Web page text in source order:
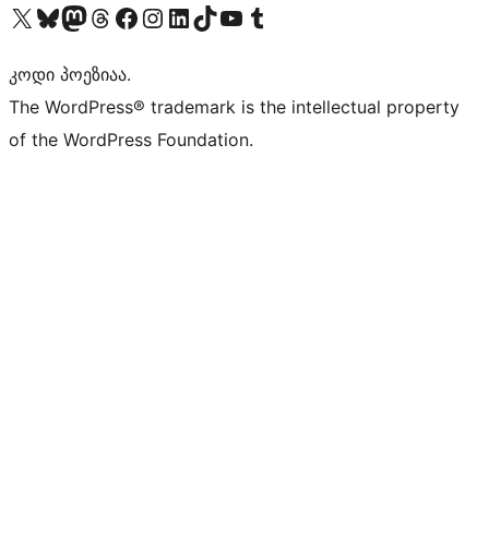
Visit our X (formerly Twitter) account
Visit our Bluesky account
Visit our Mastodon account
Visit our Threads account
Visit our Facebook page
Visit our Instagram account
Visit our LinkedIn account
Visit our TikTok account
Visit our YouTube channel
Visit our Tumblr account
კოდი პოეზიაა.
The WordPress® trademark is the intellectual property
of the WordPress Foundation.